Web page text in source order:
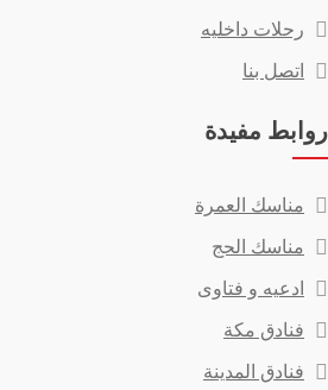
رحلات داخليه
اتصل بنا
روابط مفيدة
مناسك العمرة
مناسك الحج
ادعيه و فتاوى
فنادق مكة
فنادق المدينة